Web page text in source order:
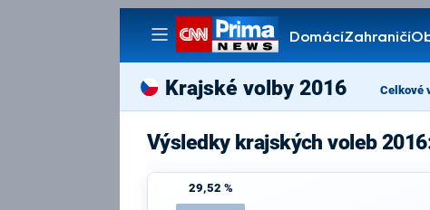
DomácíZahraničí
Pořady
Krajské volby 2016 Celkové
Výsledky krajských voleb
29,52 %